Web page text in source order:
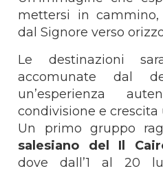
mettersi in cammino,
dal Signore verso
Le destinazioni
accomunate dal
un’esperienza
condivisione e
Un primo gruppo
salesiano del Il
dove dall’1 al 20